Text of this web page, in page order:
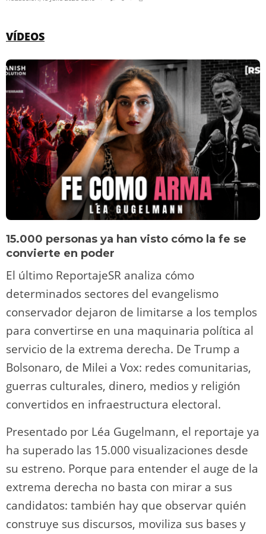
VÍDEOS
15.000 personas ya han visto cómo la fe se
convierte en poder
El último ReportajeSR analiza cómo
determinados sectores del evangelismo
conservador dejaron de limitarse a los templos
para convertirse en una maquinaria política al
servicio de la extrema derecha. De Trump a
Bolsonaro, de Milei a Vox: redes comunitarias,
guerras culturales, dinero, medios y religión
convertidos en infraestructura electoral.
Presentado por Léa Gugelmann, el reportaje ya
ha superado las 15.000 visualizaciones desde
su estreno. Porque para entender el auge de la
extrema derecha no basta con mirar a sus
candidatos: también hay que observar quién
construye sus discursos, moviliza sus bases y